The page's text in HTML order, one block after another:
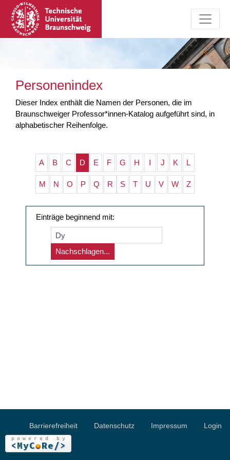
Personenindex
Dieser Index enthält die Namen der Personen, die im
Braunschweiger Professor*innen-Katalog aufgeführt sind, in
alphabetischer Reihenfolge.
A B C D E F G H I J K L
M N O P Q R S T U V W Z
Einträge beginnend mit:
Nachschlagen...
Barrierefreiheit Datenschutz Impressum Login